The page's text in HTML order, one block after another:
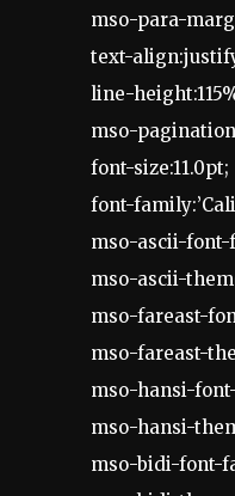
mso-para-
text-
line-
mso-
font-size:11.0pt;
font-
mso-ascii-
mso-ascii-
mso-fareast-
mso-fareast-
mso-hansi-
mso-hansi-
mso-bidi-font-